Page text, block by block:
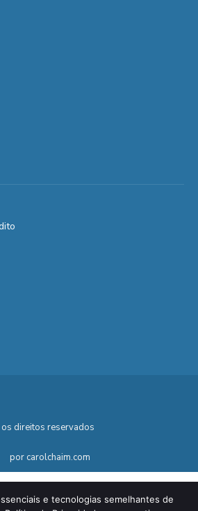
direitos reservados
por carolchaim.com
e tecnologias semelhantes de